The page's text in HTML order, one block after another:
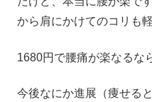
から肩にかけてのコリも
1680円で腰痛が楽なるな
今後なにか進展（痩せる